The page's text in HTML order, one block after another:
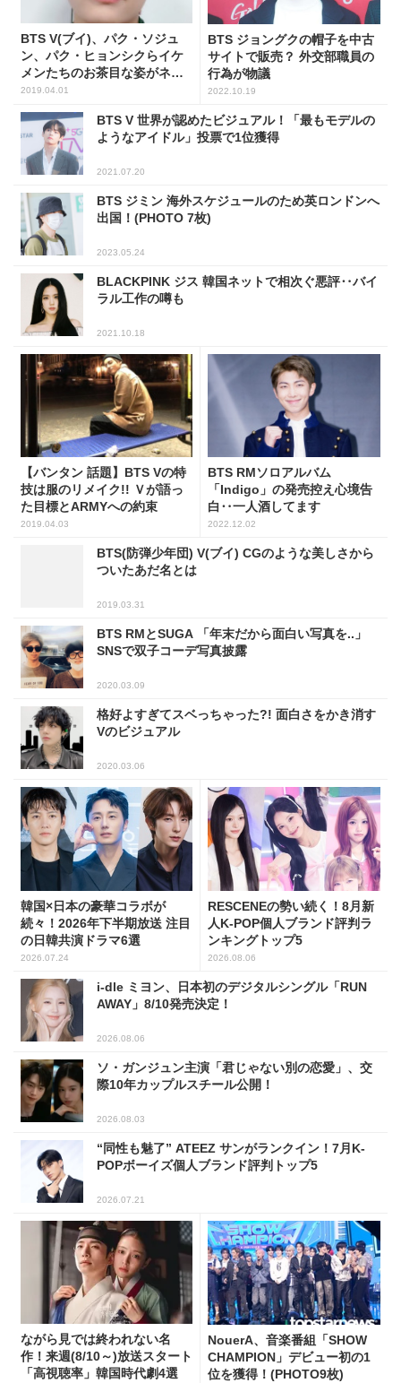
BTS V(ブイ)、パク・ソジュ
ン、パク・ヒョンシクらイケ
メンたちのお茶目な姿がネッ
ト上で話題
2019.04.01
BTS ジョングクの帽子を中古
サイトで販売？ 外交部職員の
行為が物議
2022.10.19
BTS V 世界が認めたビジュアル！「最もモデルの
ようなアイドル」投票で1位獲得
2021.07.20
BTS ジミン 海外スケジュールのため英ロンドンへ
出国！(PHOTO 7枚)
2023.05.24
BLACKPINK ジス 韓国ネットで相次ぐ悪評‥バイ
ラル工作の噂も
2021.10.18
【バンタン 話題】BTS Vの特
技は服のリメイク!! Ｖが語っ
た目標とARMYへの約束
2019.04.03
BTS RMソロアルバム
「Indigo」の発売控え心境告
白‥一人酒してます
2022.12.02
BTS(防弾少年団) V(ブイ) CGのような美しさから
ついたあだ名とは
2019.03.31
BTS RMとSUGA 「年末だから面白い写真を..」
SNSで双子コーデ写真披露
2020.03.09
格好よすぎてスベっちゃった?! 面白さをかき消す
Vのビジュアル
2020.03.06
韓国×日本の豪華コラボが
続々！2026年下半期放送 注目
の日韓共演ドラマ6選
2026.07.24
RESCENEの勢い続く！8月新
人K-POP個人ブランド評判ラ
ンキングトップ5
2026.08.06
i-dle ミヨン、日本初のデジタルシングル「RUN
AWAY」8/10発売決定！
2026.08.06
ソ・ガンジュン主演「君じゃない別の恋愛」、交
際10年カップルスチール公開！
2026.08.03
“同性も魅了” ATEEZ サンがランクイン！7月K-
POPボーイズ個人ブランド評判トップ5
2026.07.21
ながら見では終われない名
作！来週(8/10～)放送スタート
「高視聴率」韓国時代劇4選
NouerA、音楽番組「SHOW
CHAMPION」デビュー初の1
位を獲得！(PHOTO9枚)